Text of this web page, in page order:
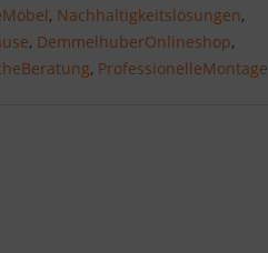
, Nachhaltigkeitslösungen,
, DemmelhuberOnlineshop,
, ProfessionelleMontage